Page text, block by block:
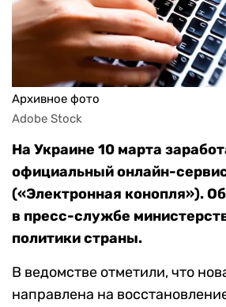
Архивное фото
Adobe Stock
На Украине 10 марта
официальный онлайн-
(«Электронная конопля»).
в пресс-службе
политики страны.
В ведомстве отметили, что
направлена на